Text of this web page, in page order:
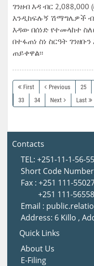
ገንዘብ እዳ ብር
እንዲከፍሉኝ ሽማግሌዎች
እዳው በሰነድ የተመላከተ
በተፋጠነ ስነ ስርዓት
ጠይቀዋል፡፡
First Previous 25
33
34 Next Last
Contacts
TEL: +251-11-1-56-
Short Code
Fax : +251 111-
+251 111-
Email :
Address: 6 Killo ,
Quick Links
About Us
E-Filing